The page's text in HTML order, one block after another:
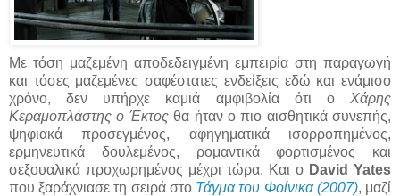
Με τόση μαζεμένη αποδεδειγμένη εμπειρία στη παραγωγή
και τόσες μαζεμένες σαφέστατες ενδείξεις εδώ και ενάμισο
χρόνο, δεν υπήρχε καμιά αμφιβολία ότι ο Χάρης
Κεραμοπλάστης ο Έκτοςθα ήταν ο πιο αισθητικά συνεπής,
ψηφιακά προσεγμένος, αφηγηματικά ισορροπημένος,
ερμηνευτικά δουλεμένος, ρομαντικά φορτισμένος και
σεξουαλικά προχωρημένος μέχρι τώρα. Και ο David Yates
που ξαράχνιασε τη σειρά στο Τάγμα του Φοίνικα (2007), μαζί